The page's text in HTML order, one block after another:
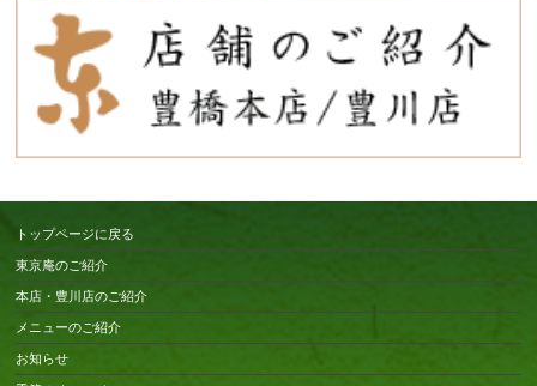
トップページに戻る
東京庵のご紹介
本店・豊川店のご紹介
メニューのご紹介
お知らせ